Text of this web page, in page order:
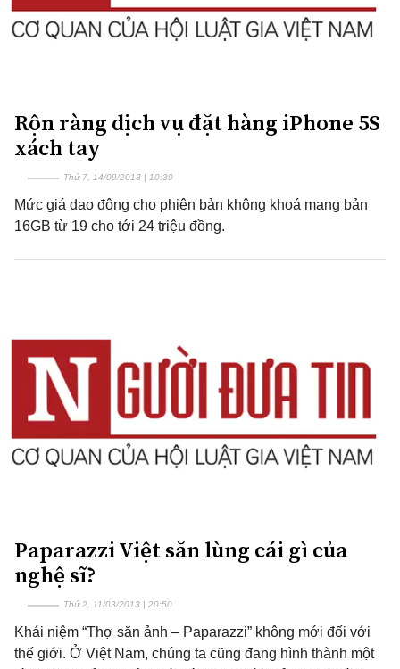
Rộn ràng dịch vụ đặt hàng iPhone 5S
xách tay
Thứ 7, 14/09/2013 | 10:30
Mức giá dao động cho phiên bản không khoá mạng bản
16GB từ 19 cho tới 24 triệu đồng.
Paparazzi Việt săn lùng cái gì của
nghệ sĩ?
Thứ 2, 11/03/2013 | 20:50
Khái niệm “Thợ săn ảnh – Paparazzi” không mới đối với
thế giới. Ở Việt Nam, chúng ta cũng đang hình thành một